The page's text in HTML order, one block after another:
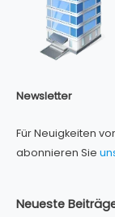
Newsletter
Für Neuigkeiten
abonnieren Sie
Neueste